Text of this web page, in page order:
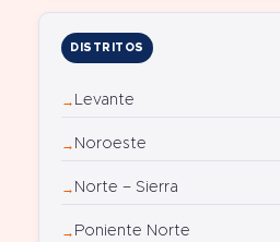
DISTRITOS
Levante
Noroeste
Norte – Sierra
Poniente Norte